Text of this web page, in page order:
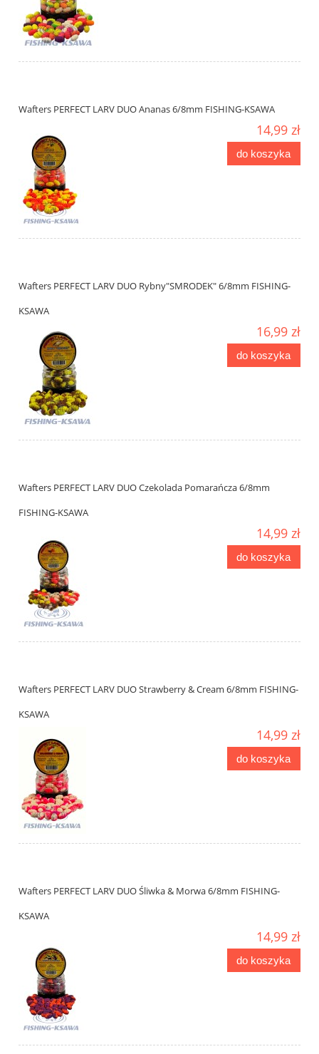
Wafters PERFECT LARV DUO Ananas 6/8mm FISHING-KSAWA
14,99 zł
do koszyka
Wafters PERFECT LARV DUO Rybny"SMRODEK" 6/8mm FISHING-
KSAWA
16,99 zł
do koszyka
Wafters PERFECT LARV DUO Czekolada Pomarańcza 6/8mm
FISHING-KSAWA
14,99 zł
do koszyka
Wafters PERFECT LARV DUO Strawberry & Cream 6/8mm FISHING-
KSAWA
14,99 zł
do koszyka
Wafters PERFECT LARV DUO Śliwka & Morwa 6/8mm FISHING-
KSAWA
14,99 zł
do koszyka